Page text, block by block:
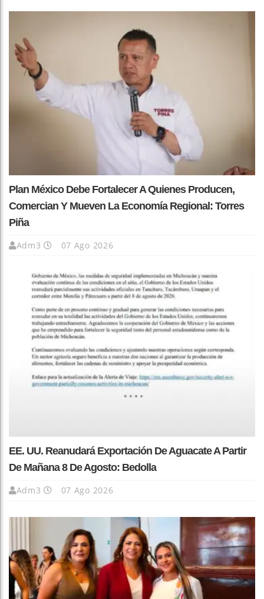
Plan México Debe Fortalecer A Quienes Producen,
Comercian Y Mueven La Economía Regional: Torres
Piña
Adm3 07 Ago 2026
EE. UU. Reanudará Exportación De Aguacate A Partir
De Mañana 8 De Agosto: Bedolla
Adm3 07 Ago 2026